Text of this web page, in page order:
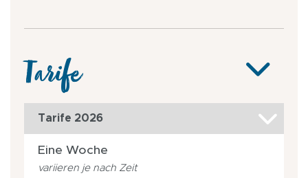
Tarife
Tarife 2026
Eine Woche
variieren je nach Zeit